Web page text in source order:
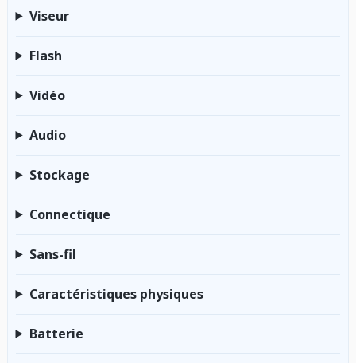
Viseur
Flash
Vidéo
Audio
Stockage
Connectique
Sans-fil
Caractéristiques physiques
Batterie